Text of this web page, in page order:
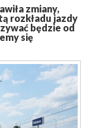
zmiany,
rozkładu jazdy
będzie od
się